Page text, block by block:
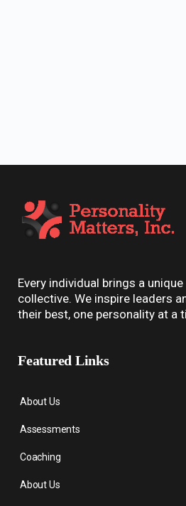
Every individual brings a
collective. We inspire leaders
their best, one personality at a
Featured Links
About Us
Assessments
Coaching
About Us